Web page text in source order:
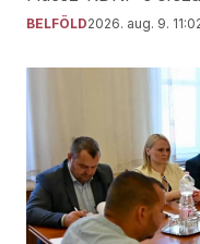
BELFÖLD2026. aug. 9.